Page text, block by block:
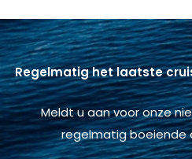
Regelmatig het laatste
Meldt u aan voor onze
regelmatig boeiende